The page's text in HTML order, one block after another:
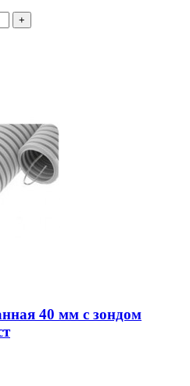
40 мм c зондом